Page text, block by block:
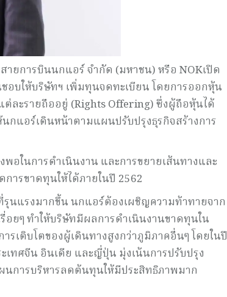
ายการบินนกแอร์ จำกัด (มหาชน) หรือ NOKเปิด
บให้บริษัทฯ เพิ่มทุนจดทะเบียน โดยการออกหุ้น
ะรายถืออยู่ (Rights Offering) ซึ่งผู้ถือหุ้นได้
กแอร์เดินหน้าตามแผนปรับปรุงธุรกิจสร้างการ
อในการดำเนินงาน และการขยายเส้นทางและ
ารขาดทุนให้ได้ภายในปี 2562
นแรงมากขึ้น นกแอร์ต้องเผชิญความท้าทายจาก
ยๆ ทำให้บริษัทมีผลการดำเนินงานขาดทุนใน
รเติบโตของผู้เดินทางสูงกว่าภูมิภาคอื่นๆ โดยในปี
เทศจีน อินเดีย และญี่ปุ่น มุ่งเน้นการปรับปรุง
นการบริหารลดต้นทุนให้มีประสิทธิภาพมาก